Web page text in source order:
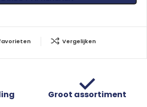
Vergelijken
Groot assortiment